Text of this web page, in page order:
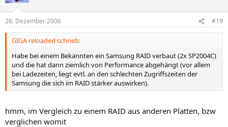
26. Dezember 2006 #19
GIGA reloaded schrieb:
Habe bei einem Bekannten ein Samsung RAID verbaut (2x SP2004C)
und die hat dann ziemlich von Performance abgehängt (vor allem
bei Ladezeiten, liegt evtl. an den schlechten Zugriffszeiten der
Samsung die sich im RAID stärker auswirken).
hmm, im Vergleich zu einem RAID aus anderen Platten, bzw
verglichen womit